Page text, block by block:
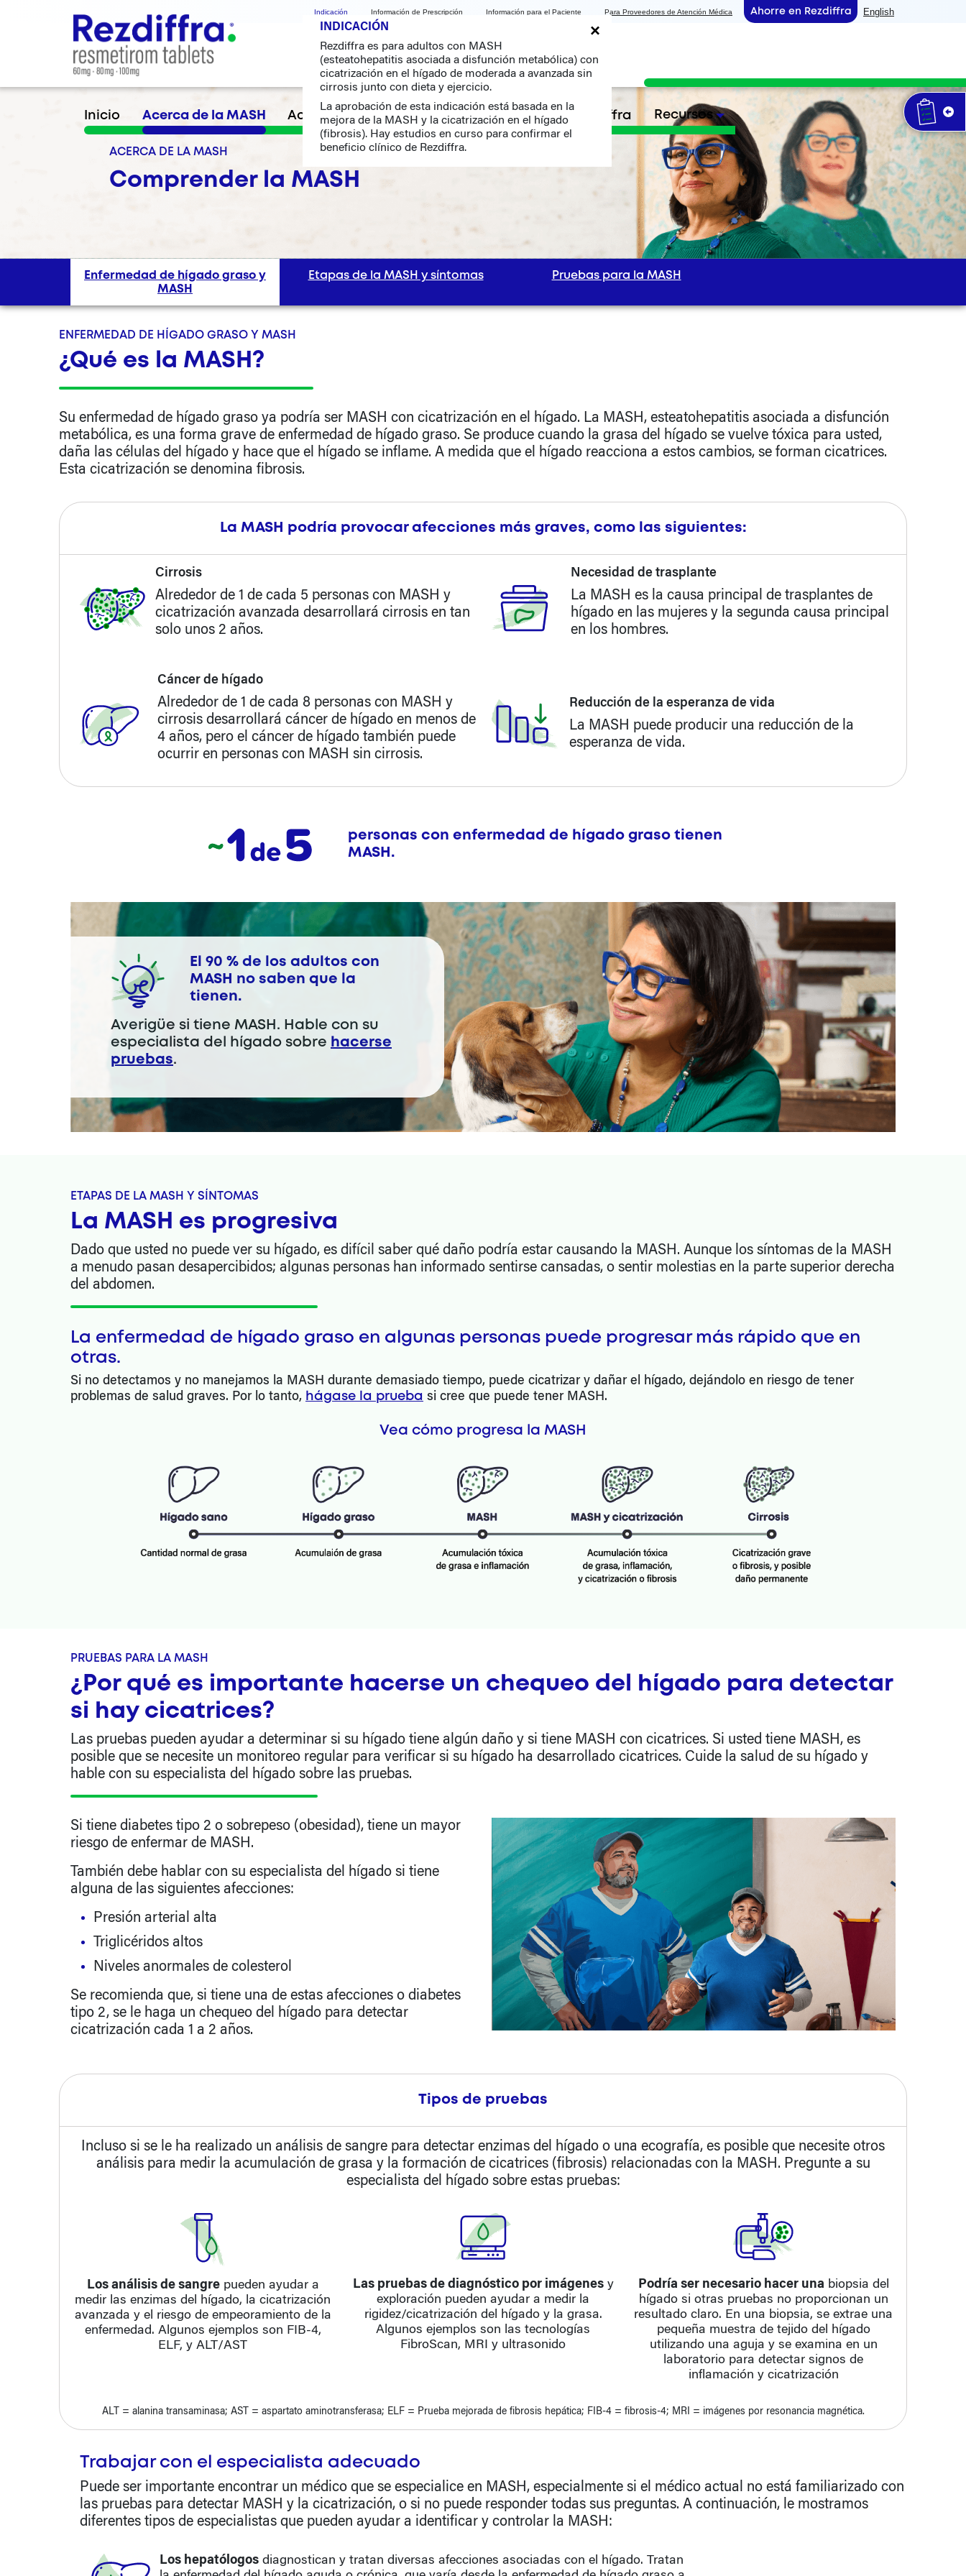
Indicación
×
INDICACIÓN
Rezdiffra es para adultos con MASH
(esteatohepatitis asociada a disfunción metabólica) con
cicatrización en el hígado de moderada a avanzada sin
cirrosis junto con dieta y ejercicio.
La aprobación de esta indicación está basada en la
mejora de la MASH y la cicatrización en el hígado
(fibrosis). Hay estudios en curso para confirmar el
beneficio clínico de Rezdiffra.
Información de Prescripción Información para el Paciente Para Proveedores de Atención Médica Ahorre en Rezdiffra English
Inicio Acerca de la MASH Acerca de Rezdiffra Primeros pasos con Rezdiffra Recursos
ACERCA DE LA MASH
Comprender la MASH
Enfermedad de hígado graso y
MASH
Etapas de la MASH y síntomas Pruebas para la MASH
ENFERMEDAD DE HÍGADO GRASO Y MASH
¿Qué es la MASH?
Su enfermedad de hígado graso ya podría ser MASH con cicatrización en el hígado. La MASH, esteatohepatitis asociada a disfunción
metabólica, es una forma grave de enfermedad de hígado graso. Se produce cuando la grasa del hígado se vuelve tóxica para usted,
daña las células del hígado y hace que el hígado se inflame. A medida que el hígado reacciona a estos cambios, se forman cicatrices.
Esta cicatrización se denomina fibrosis.
La MASH podría provocar afecciones más graves, como las siguientes:
Cirrosis
Alrededor de 1 de cada 5 personas con MASH y
cicatrización avanzada desarrollará cirrosis en tan
solo unos 2 años.
Necesidad de trasplante
La MASH es la causa principal de trasplantes de
hígado en las mujeres y la segunda causa principal
en los hombres.
Cáncer de hígado
Alrededor de 1 de cada 8 personas con MASH y
cirrosis desarrollará cáncer de hígado en menos de
4 años, pero el cáncer de hígado también puede
ocurrir en personas con MASH sin cirrosis.
Reducción de la esperanza de vida
La MASH puede producir una reducción de la
esperanza de vida.
personas con enfermedad de hígado graso tienen
MASH.
El 90 % de los adultos con
MASH no saben que la
tienen.
Averigüe si tiene MASH. Hable con su
especialista del hígado sobre hacerse
pruebas.
ETAPAS DE LA MASH Y SÍNTOMAS
La MASH es progresiva
Dado que usted no puede ver su hígado, es difícil saber qué daño podría estar causando la MASH. Aunque los síntomas de la MASH
a menudo pasan desapercibidos; algunas personas han informado sentirse cansadas, o sentir molestias en la parte superior derecha
del abdomen.
La enfermedad de hígado graso en algunas personas puede progresar más rápido que en
otras.
Si no detectamos y no manejamos la MASH durante demasiado tiempo, puede cicatrizar y dañar el hígado, dejándolo en riesgo de tener
problemas de salud graves. Por lo tanto, hágase la prueba si cree que puede tener MASH.
Vea cómo progresa la MASH
PRUEBAS PARA LA MASH
¿Por qué es importante hacerse un chequeo del hígado para detectar
si hay cicatrices?
Las pruebas pueden ayudar a determinar si su hígado tiene algún daño y si tiene MASH con cicatrices. Si usted tiene MASH, es
posible que se necesite un monitoreo regular para verificar si su hígado ha desarrollado cicatrices. Cuide la salud de su hígado y
hable con su especialista del hígado sobre las pruebas.
Si tiene diabetes tipo 2 o sobrepeso (obesidad), tiene un mayor
riesgo de enfermar de MASH.
También debe hablar con su especialista del hígado si tiene
alguna de las siguientes afecciones:
Presión arterial alta
Triglicéridos altos
Niveles anormales de colesterol
Se recomienda que, si tiene una de estas afecciones o diabetes
tipo 2, se le haga un chequeo del hígado para detectar
cicatrización cada 1 a 2 años.
Tipos de pruebas
Incluso si se le ha realizado un análisis de sangre para detectar enzimas del hígado o una ecografía, es posible que necesite otros
análisis para medir la acumulación de grasa y la formación de cicatrices (fibrosis) relacionadas con la MASH. Pregunte a su
especialista del hígado sobre estas pruebas:
Los análisis de sangrepueden ayudar a
medir las enzimas del hígado, la cicatrización
avanzada y el riesgo de empeoramiento de la
enfermedad. Algunos ejemplos son FIB-4,
ELF, y ALT/AST
Las pruebas de diagnóstico por imágenesy
exploración pueden ayudar a medir la
rigidez/cicatrización del hígado y la grasa.
Algunos ejemplos son las tecnologías
FibroScan, MRI y ultrasonido
Podría ser necesario hacer una biopsia del
hígado si otras pruebas no proporcionan un
resultado claro. En una biopsia, se extrae una
pequeña muestra de tejido del hígado
utilizando una aguja y se examina en un
laboratorio para detectar signos de
inflamación y cicatrización
ALT = alanina transaminasa; AST = aspartato aminotransferasa; ELF = Prueba mejorada de fibrosis hepática; FIB-4 = fibrosis-4; MRI = imágenes por resonancia magnética.
Trabajar con el especialista adecuado
Puede ser importante encontrar un médico que se especialice en MASH, especialmente si el médico actual no está familiarizado con
las pruebas para detectar MASH y la cicatrización, o si no puede responder todas sus preguntas. A continuación, le mostramos
diferentes tipos de especialistas que pueden ayudar a identificar y controlar la MASH:
Los hepatólogosdiagnostican y tratan diversas afecciones asociadas con el hígado. Tratan